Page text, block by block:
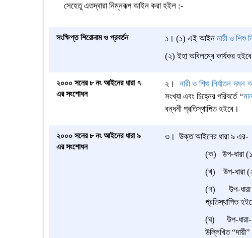
সেহেতুএতদ্বারানিম্নরূপ আইন করা হইল :-
সংক্ষিপ্ত শিরোনাম ও প্রবর্তন ১। (১) এই আইন নারী ও
(২)ইহা অবিলম্বে কার্যকর
২০০০ সনের ৮ নং আইনের ধারা ৭
এর সংশোধন
২। নারী ও শিশু নির্যাতন
সংখ্যা এবং চিহ্নের পরিবর্তে “
বন্ধনী প্রতিস্থাপিত হইবে।
২০০০ সনের ৮ নং আইনের ধারা ৯
এর সংশোধন
৩। উক্ত আইনের ধারা ৯ এর-
(ক) উপ-ধারা
(খ) উপ-ধারা (২)
(গ) উপ-ধারা
প্রতিস্থাপিত
(ঘ) উপ-ধারা-৫
উল্লিখিত “দায়ী”